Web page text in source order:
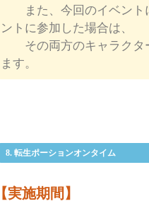
また、今回のイベント
ントに参加した場合は、
その両方のキャラクタ
ます。
8. 転生ポーションオンタイム
【実施期間】